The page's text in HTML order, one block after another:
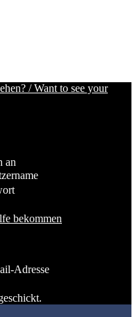
/ Want to see your
an
bekommen
Adresse